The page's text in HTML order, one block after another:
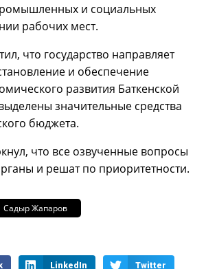
и социальных
рабочих мест.
что государство направляет
и обеспечение
развития Баткенской
значительные средства
бюджета.
что все озвученные вопросы
и решат по приоритетности.
Садыр Жапаров
LinkedIn Twitter